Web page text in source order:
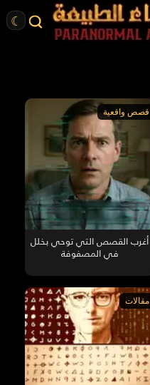
☾
قصص واقعية
أغرب القصص التي توحي بخلل
في المصفوفة
مقالات